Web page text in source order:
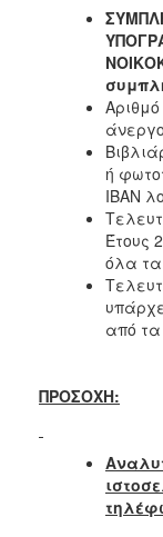
ή
ΙΒΑΝ
Έτους
όλα τα
από τα
ΠΡΟΣΟΧΗ: